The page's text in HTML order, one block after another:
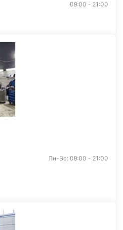
09:00 - 21:00
Пн-Вс: 09:00 - 21:00